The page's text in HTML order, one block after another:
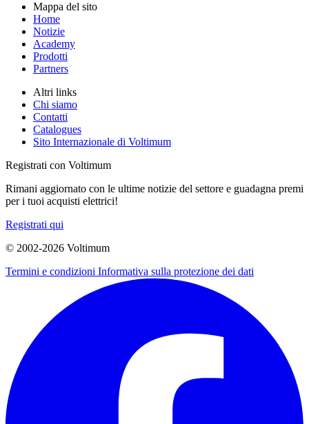
Mappa del sito
Home
Notizie
Academy
Prodotti
Partners
Altri links
Chi siamo
Contatti
Catalogues
Sito Internazionale di Voltimum
Registrati con Voltimum
Rimani aggiornato con le ultime notizie del settore e guadagna premi
per i tuoi acquisti elettrici!
Registrati qui
© 2002-2026 Voltimum
Termini e condizioni Informativa sulla protezione dei dati